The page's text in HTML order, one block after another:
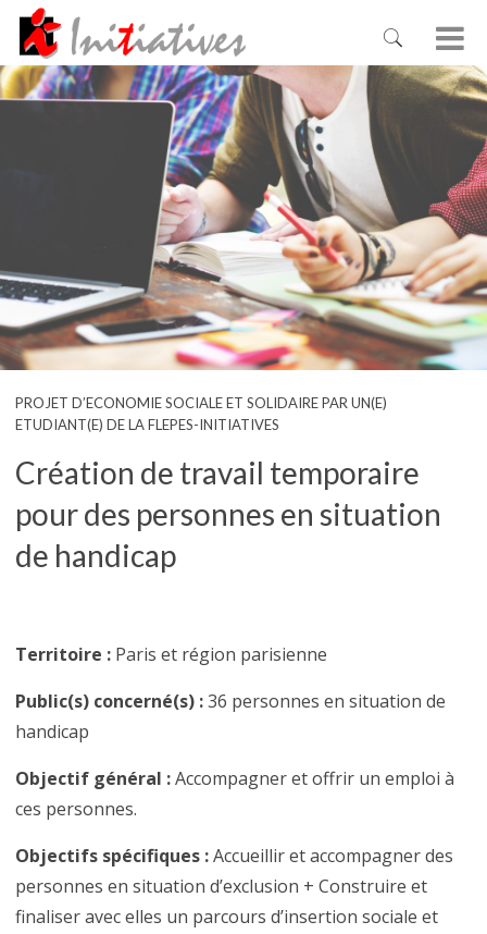
PROJET D’ECONOMIE SOCIALE ET SOLIDAIRE PAR UN(E)
ETUDIANT(E) DE LA FLEPES-INITIATIVES
Création de travail temporaire
pour des personnes en situation
de handicap
Territoire : Paris et région parisienne
Public(s) concerné(s) :36 personnes en situation de
handicap
Objectif général :Accompagner et offrir un emploi à
ces personnes.
Objectifs spécifiques :Accueillir et accompagner des
personnes en situation d’exclusion +Construire et
finaliser avec elles un parcours d’insertion sociale et